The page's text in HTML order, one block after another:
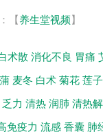
年养生网提供视频全集
【养生堂视频】
术散 消化不良 胃痛
麦冬 白术 菊花 莲子
乏力 清热 润肺 清热
免疫力 流感 香囊 肺